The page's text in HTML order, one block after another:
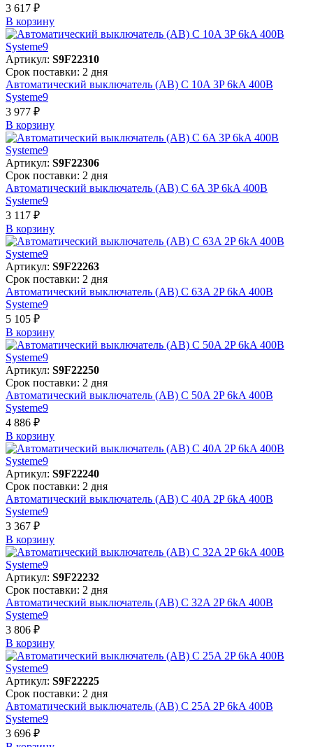
3 617 ₽
В корзинy
Артикул: S9F22310
Срок поставки: 2 дня
Автоматический выключатель (АВ) C 10A 3P 6kA 400В
Systeme9
3 977 ₽
В корзинy
Артикул: S9F22306
Срок поставки: 2 дня
Автоматический выключатель (АВ) C 6A 3P 6kA 400В
Systeme9
3 117 ₽
В корзинy
Артикул: S9F22263
Срок поставки: 2 дня
Автоматический выключатель (АВ) C 63A 2P 6kA 400В
Systeme9
5 105 ₽
В корзинy
Артикул: S9F22250
Срок поставки: 2 дня
Автоматический выключатель (АВ) C 50A 2P 6kA 400В
Systeme9
4 886 ₽
В корзинy
Артикул: S9F22240
Срок поставки: 2 дня
Автоматический выключатель (АВ) C 40A 2P 6kA 400В
Systeme9
3 367 ₽
В корзинy
Артикул: S9F22232
Срок поставки: 2 дня
Автоматический выключатель (АВ) C 32A 2P 6kA 400В
Systeme9
3 806 ₽
В корзинy
Артикул: S9F22225
Срок поставки: 2 дня
Автоматический выключатель (АВ) C 25A 2P 6kA 400В
Systeme9
3 696 ₽